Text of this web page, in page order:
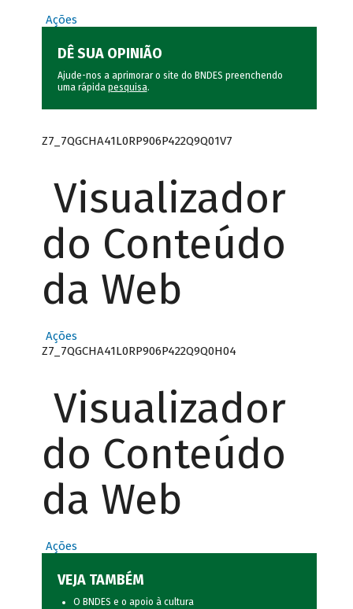
Ações
DÊ SUA OPINIÃO
Ajude-nos a aprimorar o site do BNDES preenchendo
uma rápida pesquisa.
Z7_7QGCHA41L0RP906P422Q9Q01V7
Visualizador
do Conteúdo
da Web
Ações
Z7_7QGCHA41L0RP906P422Q9Q0H04
Visualizador
do Conteúdo
da Web
Ações
VEJA TAMBÉM
O BNDES e o apoio à cultura